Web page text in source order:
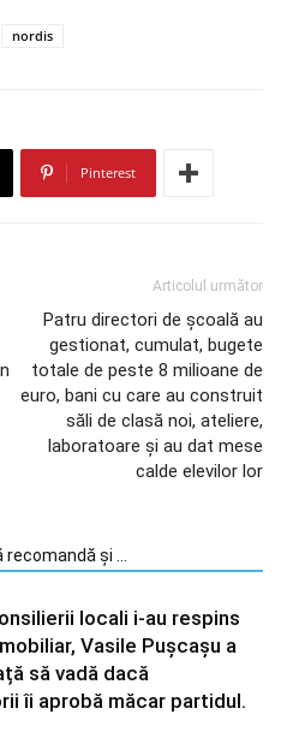
nordis
Pinterest
Articolul următor
Patru directori de şcoală au
gestionat, cumulat, bugete
totale de peste 8 milioane de
euro, bani cu care au construit
săli de clasă noi, ateliere,
laboratoare şi au dat mese
calde elevilor lor
recomandă și ...
locali i-au respins
Vasile Pușcașu a
să vadă dacă
îi aprobă măcar partidul.